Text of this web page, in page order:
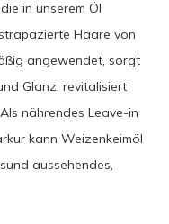
in unserem Öl
Haare von
angewendet, sorgt
Glanz, revitalisiert
nährendes Leave-in
kann Weizenkeimöl
aussehendes,